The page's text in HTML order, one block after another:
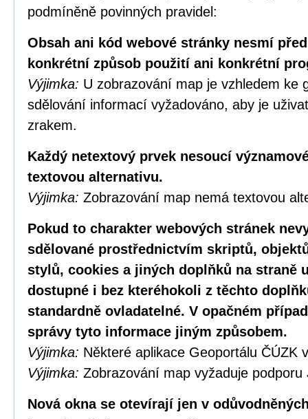
podmíněně povinných pravidel:
Obsah ani kód webové stránky nesmí
konkrétní způsob použití ani konkrétní
Výjimka: U zobrazování map je vzhledem ke
sdělování informací vyžadováno, aby je
zrakem.
Každý netextový prvek nesoucí
textovou alternativu.
Výjimka: Zobrazování map nemá textovou
Pokud to charakter webových stránek
sdělované prostřednictvím skriptů,
stylů, cookies a jiných doplňků na straně
dostupné i bez kteréhokoli z těchto
standardně ovladatelné. V opačném
správy tyto informace jiným způsobem.
Výjimka: Některé aplikace Geoportálu ČÚZK
Výjimka: Zobrazování map vyžaduje podporu
Nová okna se otevírají jen v